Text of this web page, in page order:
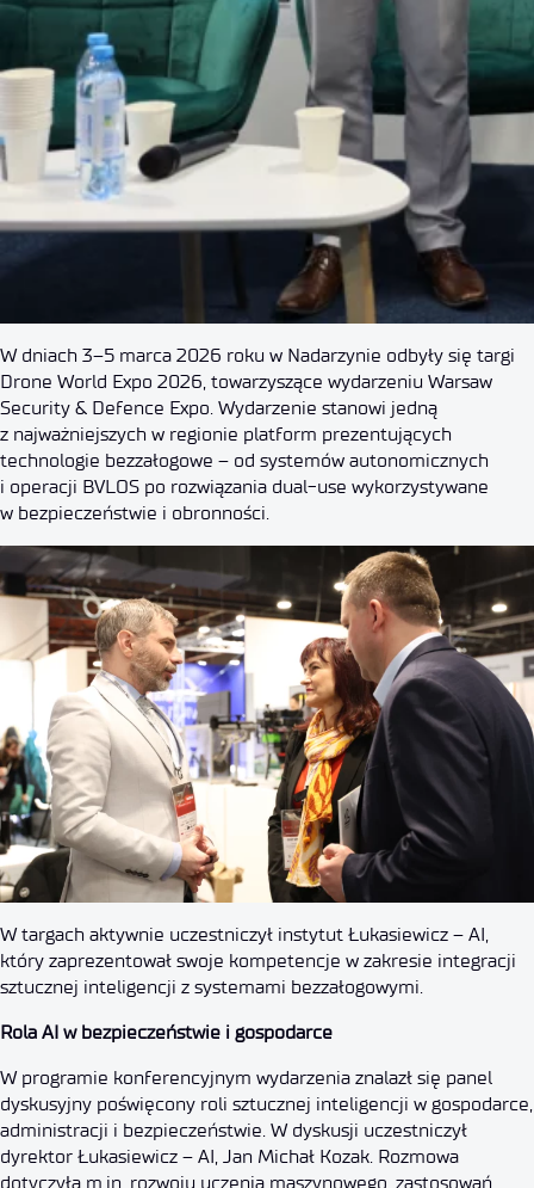
W dniach 3–5 marca 2026 roku w Nadarzynie odbyły się targi
Drone World Expo 2026, towarzyszące wydarzeniu Warsaw
Security & Defence Expo. Wydarzenie stanowi jedną
z najważniejszych w regionie platform prezentujących
technologie bezzałogowe – od systemów autonomicznych
i operacji BVLOS po rozwiązania dual-use wykorzystywane
w bezpieczeństwie i obronności.
W targach aktywnie uczestniczył instytut Łukasiewicz – AI,
który zaprezentował swoje kompetencje w zakresie integracji
sztucznej inteligencji z systemami bezzałogowymi.
Rola AI w bezpieczeństwie i gospodarce
W programie konferencyjnym wydarzenia znalazł się panel
dyskusyjny poświęcony roli sztucznej inteligencji w gospodarce,
administracji i bezpieczeństwie. W dyskusji uczestniczył
dyrektor Łukasiewicz – AI, Jan Michał Kozak. Rozmowa
dotyczyła m.in. rozwoju uczenia maszynowego, zastosowań